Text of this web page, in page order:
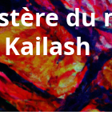
du
Kailash